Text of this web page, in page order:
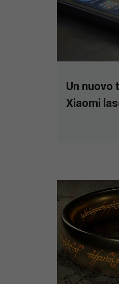
Un nuovo
Xiaomi